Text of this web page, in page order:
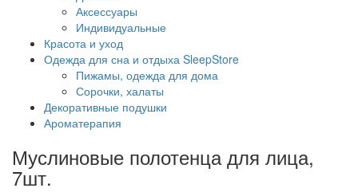
Аксессуары
Индивидуальные
Красота и уход
Одежда для сна и отдыха SleepStore
Пижамы, одежда для дома
Сорочки, халаты
Декоративные подушки
Ароматерапия
Муслиновые полотенца для лица,
7шт.